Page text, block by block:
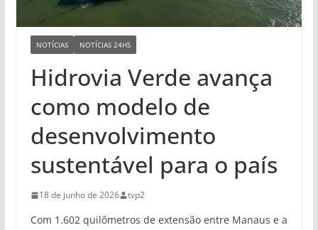
NOTÍCIAS NOTÍCIAS 24HS
Hidrovia Verde avança
como modelo de
desenvolvimento
sustentável para o país
18 de junho de 2026 tvp2
Com 1.602 quilômetros de extensão entre Manaus e a